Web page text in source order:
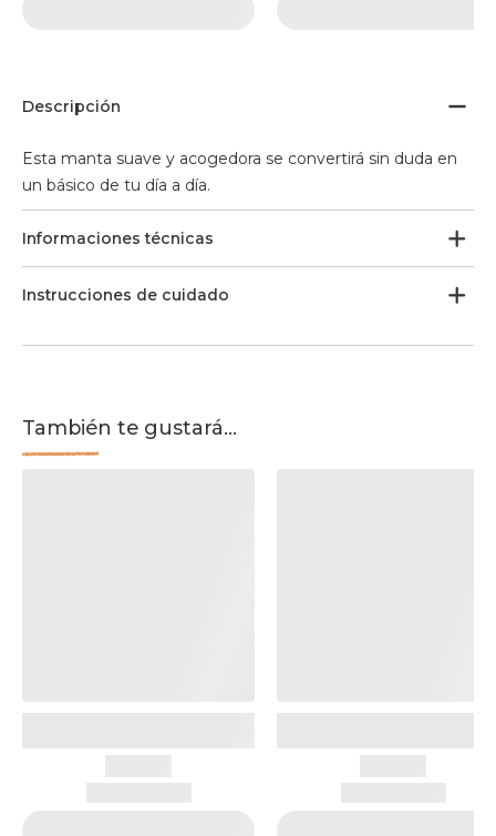
Descripción
Esta manta suave y acogedora se convertirá sin duda en
un básico de tu día a día.
Informaciones técnicas
Instrucciones de cuidado
También te gustará...